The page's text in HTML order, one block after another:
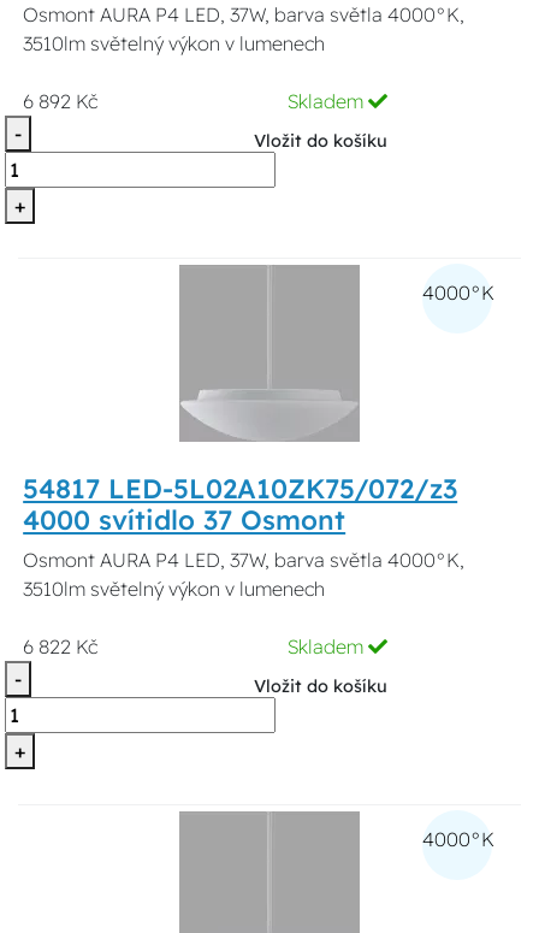
Osmont AURA P4 LED, 37W, barva světla 4000°K,
3510lm světelný výkon v lumenech
6 892 Kč
Skladem
-
+
Vložit do košíku
4000°K
54817 LED-5L02A10ZK75/072/z3
4000 svítidlo 37 Osmont
Osmont AURA P4 LED, 37W, barva světla 4000°K,
3510lm světelný výkon v lumenech
6 822 Kč
Skladem
-
+
Vložit do košíku
4000°K